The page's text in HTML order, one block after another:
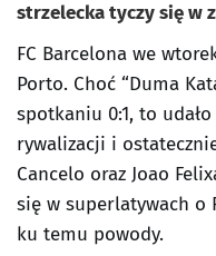
strzelecka tyczy się w
FC Barcelona we
Porto. Choć “Duma
spotkaniu 0:1, to
rywalizacji i
Cancelo oraz Joao
się w superlatywach o
ku temu powody.